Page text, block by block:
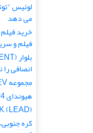
لوئیس
می دهد
فیلم و
انصافی را
مجموعه EV پنج برابر 616 میلیارد دلار 2035: ردیاب
هیوندای 24 tln وون EV مناسب برای سال 2030
(LEAD) BOK بدون هیچ مشکلی رتبه دوم را دارد
کره